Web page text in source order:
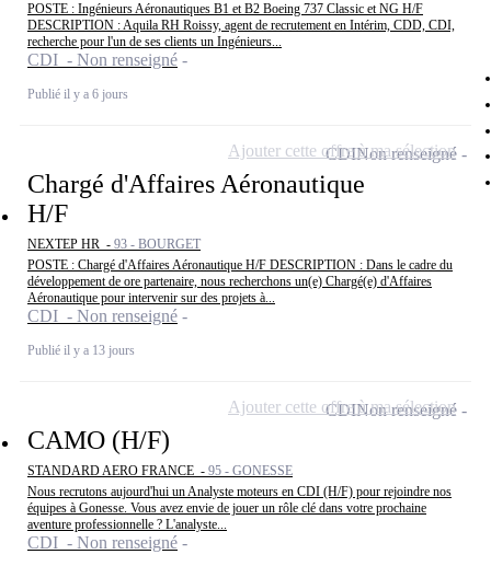
POSTE : Ingénieurs Aéronautiques B1 et B2 Boeing 737 Classic et NG H/F
DESCRIPTION : Aquila RH Roissy, agent de recrutement en Intérim, CDD, CDI,
recherche pour l'un de ses clients un Ingénieurs...
CDI - Non renseigné
Publié il y a 6 jours
Chargé d'Affaires Aéronautique
H/F
NEXTEP HR - 93 - BOURGET
POSTE : Chargé d'Affaires Aéronautique H/F DESCRIPTION : Dans le cadre du
développement de ore partenaire, nous recherchons un(e) Chargé(e) d'Affaires
Aéronautique pour intervenir sur des projets à...
CDI - Non renseigné
Publié il y a 13 jours
CDINon renseigné
Ajouter cette offre à ma sélection
CAMO (H/F)
STANDARD AERO FRANCE - 95 - GONESSE
Nous recrutons aujourd'hui un Analyste moteurs en CDI (H/F) pour rejoindre nos
équipes à Gonesse. Vous avez envie de jouer un rôle clé dans votre prochaine
aventure professionnelle ? L'analyste...
CDI - Non renseigné
CDINon renseigné
Ajouter cette offre à ma sélection